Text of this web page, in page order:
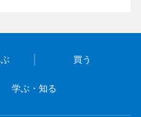
買う
学ぶ・知る